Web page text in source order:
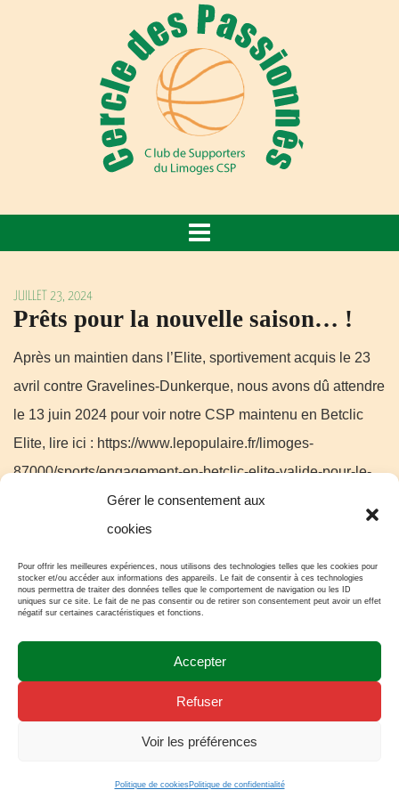
Gérer le consentement aux
cookies
Pour offrir les meilleures expériences, nous utilisons des technologies telles que les cookies pour
stocker et/ou accéder aux informations des appareils. Le fait de consentir à ces technologies
nous permettra de traiter des données telles que le comportement de navigation ou les ID
uniques sur ce site. Le fait de ne pas consentir ou de retirer son consentement peut avoir un effet
négatif sur certaines caractéristiques et fonctions.
Accepter
Refuser
Voir les préférences
Politique de cookiesPolitique de confidentialité
JUILLET 23, 2024
Prêts pour la nouvelle saison… !
Après un maintien dans l’Elite, sportivement acquis le 23
avril contre Gravelines-Dunkerque, nous avons dû attendre
le 13 juin 2024 pour voir notre CSP maintenu en Betclic
Elite, lire ici : https://www.lepopulaire.fr/limoges-
87000/sports/engagement-en-betclic-elite-valide-pour-le-
limoges-csp_14517416/ Le calendrier de la saison 2024-
2025 vient d’être publié le 16 juillet dernier par la LNB, il
content/2024/07/BETCLIC-ELITE-
Calendrier_20242025.pdf Nous débuterons […]
Réalisation "Cercle des passionnés" -Mentions légales